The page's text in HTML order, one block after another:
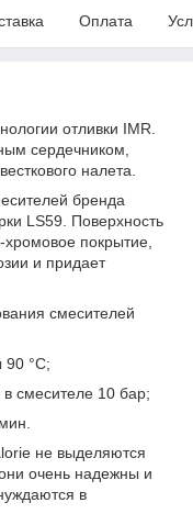
Оплата
отливки IMR.
сердечником,
налета.
бренда
LS59. Поверхность
хромовое покрытие,
и придает
смесителей
90 °С;
смесителе 10 бар;
не выделяются
очень надежны и
в